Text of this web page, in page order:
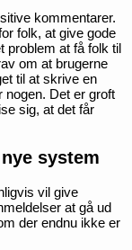
kommentarer.
folk, at give gode
problem at få folk til
om at brugerne
til at skrive en
Det er groft
sig, at det får
system
vil give
at gå ud
der endnu ikke er